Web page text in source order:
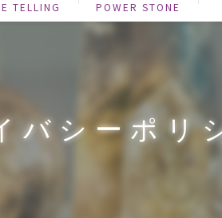
バシーポリ